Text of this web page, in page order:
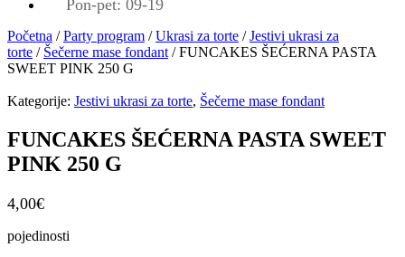
Pon-pet: 09-19
Početna /Party program /Ukrasi za torte /Jestivi ukrasi za
torte / Šečerne mase fondant / FUNCAKES ŠEĆERNA PASTA
SWEET PINK 250 G
Kategorije: Jestivi ukrasi za torte, Šečerne mase fondant
FUNCAKES ŠEĆERNA PASTA SWEET
PINK 250 G
4,00€
pojedinosti